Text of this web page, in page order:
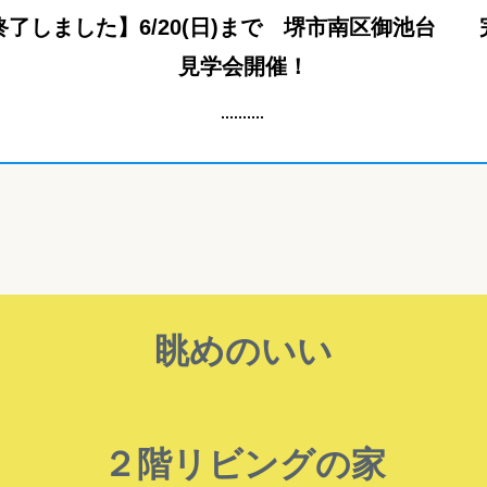
了しました】6/20(日)まで 堺市南区御池台
見学会開催！
眺めのいい
２階リビングの家